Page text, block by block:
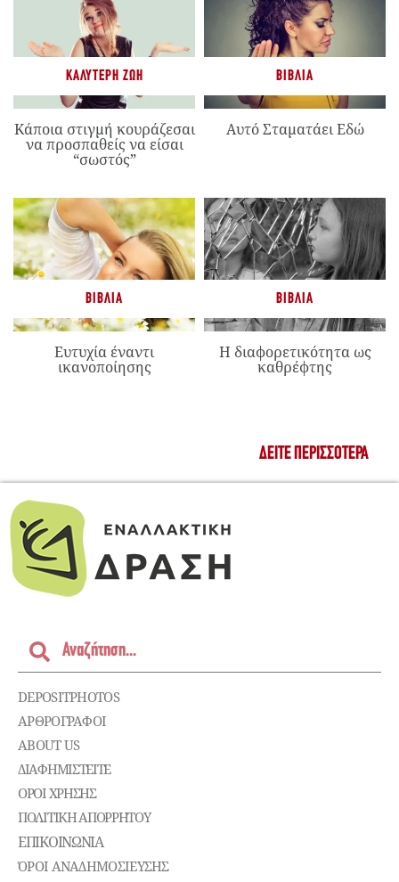
ΚΑΛΎΤΕΡΗ ΖΩΉ
Κάποια στιγμή κουράζεσαι
να προσπαθείς να είσαι
“σωστός”
ΒΙΒΛΊΑ
Αυτό Σταματάει Εδώ
ΒΙΒΛΊΑ
Ευτυχία έναντι
ικανοποίησης
ΒΙΒΛΊΑ
Η διαφορετικότητα ως
καθρέφτης
ΔΕΊΤΕ ΠΕΡΙΣΣΌΤΕΡΑ
DEPOSITPHOTOS
ΑΡΘΡΟΓΡΑΦΟΙ
ABOUT US
ΔΙΑΦΗΜΙΣΤΕΊΤΕ
ΌΡΟΙ ΧΡΉΣΗΣ
ΠΟΛΙΤΙΚΉ ΑΠΟΡΡΉΤΟΥ
ΕΠΙΚΟΙΝΩΝΊΑ
ΌΡΟΙ ΑΝΑΔΗΜΟΣΙΕΥΣΗΣ